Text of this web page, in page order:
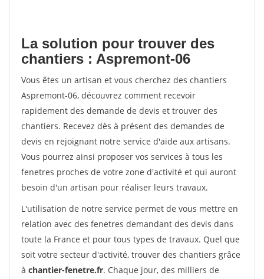
La solution pour trouver des
chantiers : Aspremont-06
Vous êtes un artisan et vous cherchez des chantiers
Aspremont-06, découvrez comment recevoir
rapidement des demande de devis et trouver des
chantiers. Recevez dès à présent des demandes de
devis en rejoignant notre service d'aide aux artisans.
Vous pourrez ainsi proposer vos services à tous les
fenetres proches de votre zone d'activité et qui auront
besoin d'un artisan pour réaliser leurs travaux.
L'utilisation de notre service permet de vous mettre en
relation avec des fenetres demandant des devis dans
toute la France et pour tous types de travaux. Quel que
soit votre secteur d'activité, trouver des chantiers grâce
à chantier-fenetre.fr. Chaque jour, des milliers de